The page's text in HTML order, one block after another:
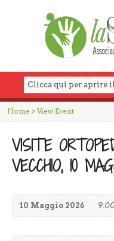
Home> View Event
VISITE
VECCHIO, 10
10 Maggio 2026